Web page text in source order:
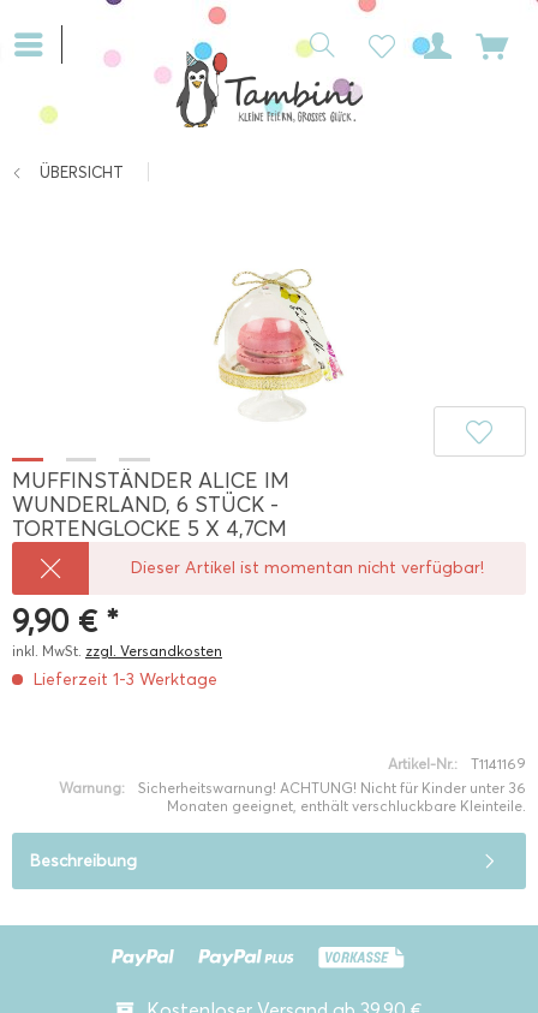
ÜBERSICHT
MUFFINSTÄNDER ALICE IM
WUNDERLAND, 6 STÜCK -
TORTENGLOCKE 5 X 4,7CM
Dieser Artikel ist momentan nicht verfügbar!
9,90 € *
inkl. MwSt. zzgl. Versandkosten
Lieferzeit 1-3 Werktage
Artikel-Nr.:
T1141169
Warnung:
Sicherheitswarnung! ACHTUNG! Nicht für Kinder unter 36
Monaten geeignet, enthält verschluckbare Kleinteile.
Beschreibung